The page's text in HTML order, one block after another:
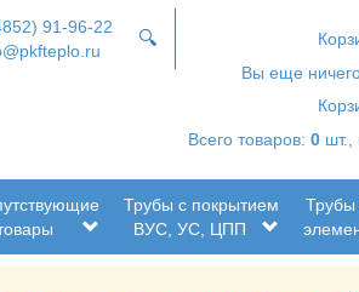
91-96-22
Вы еще
Всего товаров: 0 шт.,
🔍
Трубы с покрытием
ВУС, УС, ЦПП